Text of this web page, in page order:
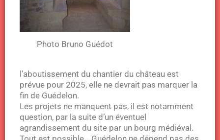
Photo Bruno Guédot
l’aboutissement du chantier du château est
prévue pour 2025, elle ne devrait pas marquer la
fin de Guédelon.
Les projets ne manquent pas, il est notamment
question, par la suite d’un éventuel
agrandissement du site par un bourg médiéval.